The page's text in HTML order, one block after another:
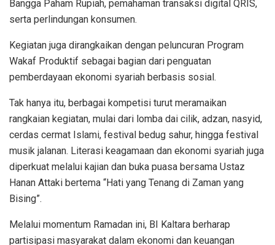
Bangga Paham Rupiah, pemahaman transaksi digital QRIS,
serta perlindungan konsumen.
Kegiatan juga dirangkaikan dengan peluncuran Program
Wakaf Produktif sebagai bagian dari penguatan
pemberdayaan ekonomi syariah berbasis sosial.
Tak hanya itu, berbagai kompetisi turut meramaikan
rangkaian kegiatan, mulai dari lomba dai cilik, adzan, nasyid,
cerdas cermat Islami, festival bedug sahur, hingga festival
musik jalanan. Literasi keagamaan dan ekonomi syariah juga
diperkuat melalui kajian dan buka puasa bersama Ustaz
Hanan Attaki bertema “Hati yang Tenang di Zaman yang
Bising”.
Melalui momentum Ramadan ini, BI Kaltara berharap
partisipasi masyarakat dalam ekonomi dan keuangan